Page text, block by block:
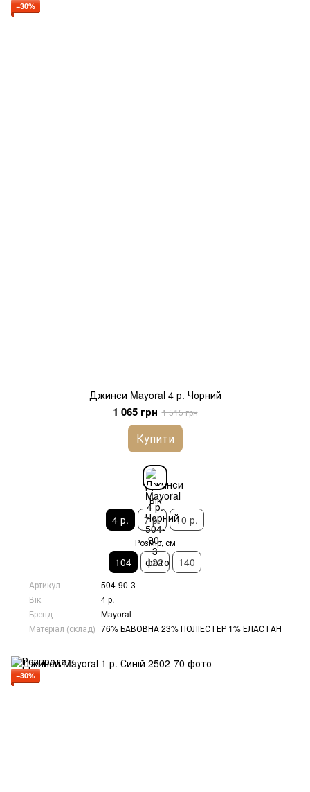
−30%
Джинси Mayoral 4 р. Чорний
1 065 грн 1 515 грн
Купити
Вік
4 р. 7 р. 10 р.
Розмір, см
104 122 140
Артикул
504-90-3
Вік
4 р.
Бренд
Mayoral
Матеріал (склад) 76% БАВОВНА 23% ПОЛІЕСТЕР 1% ЕЛАСТАН
−30%